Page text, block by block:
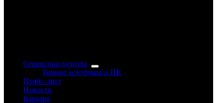
Сервисные центры
Ремонт ноутбуков и ПК
Прайс-лист
Новости
Карьера